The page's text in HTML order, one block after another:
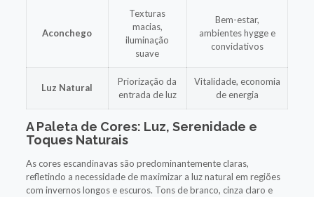
Aconchego
Texturas
macias,
iluminação
suave
Bem-estar,
ambientes hygge e
convidativos
Luz Natural
Priorização da
entrada de luz
Vitalidade, economia
de energia
A Paleta de Cores: Luz, Serenidade e
Toques Naturais
As cores escandinavas são predominantemente claras,
refletindo a necessidade de maximizar a luz natural em regiões
com invernos longos e escuros. Tons de branco, cinza claro e